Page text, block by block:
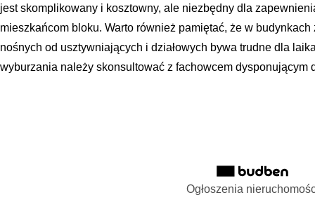
jest skomplikowany i kosztowny, ale niezbędny dla
mieszkańcom bloku. Warto również pamiętać, że w
nośnych od usztywniających i działowych bywa trudne dla
wyburzania należy skonsultować z fachowcem dysponującym
Ogłoszenia